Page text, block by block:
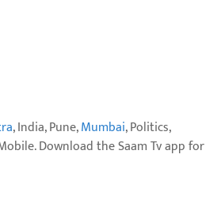
, India, Pune,Mumbai, Politics,
Download the Saam Tv app for